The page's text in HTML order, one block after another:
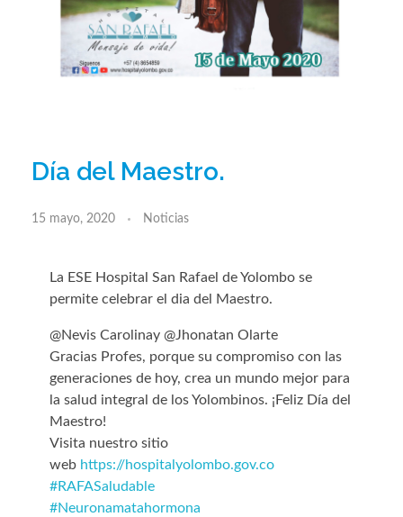
Día del Maestro.
15 mayo, 2020 Noticias
La ESE Hospital San Rafael de Yolombo se
permite celebrar el dia del Maestro.
@⁨Nevis Carolinay @⁨Jhonatan Olarte
Gracias Profes, porque su compromiso con las
generaciones de hoy, crea un mundo mejor para
la salud integral de los Yolombinos. ¡Feliz Día del
Maestro!
Visita nuestro sitio
web https://hospitalyolombo.gov.co
#RAFASaludable
#Neuronamatahormona